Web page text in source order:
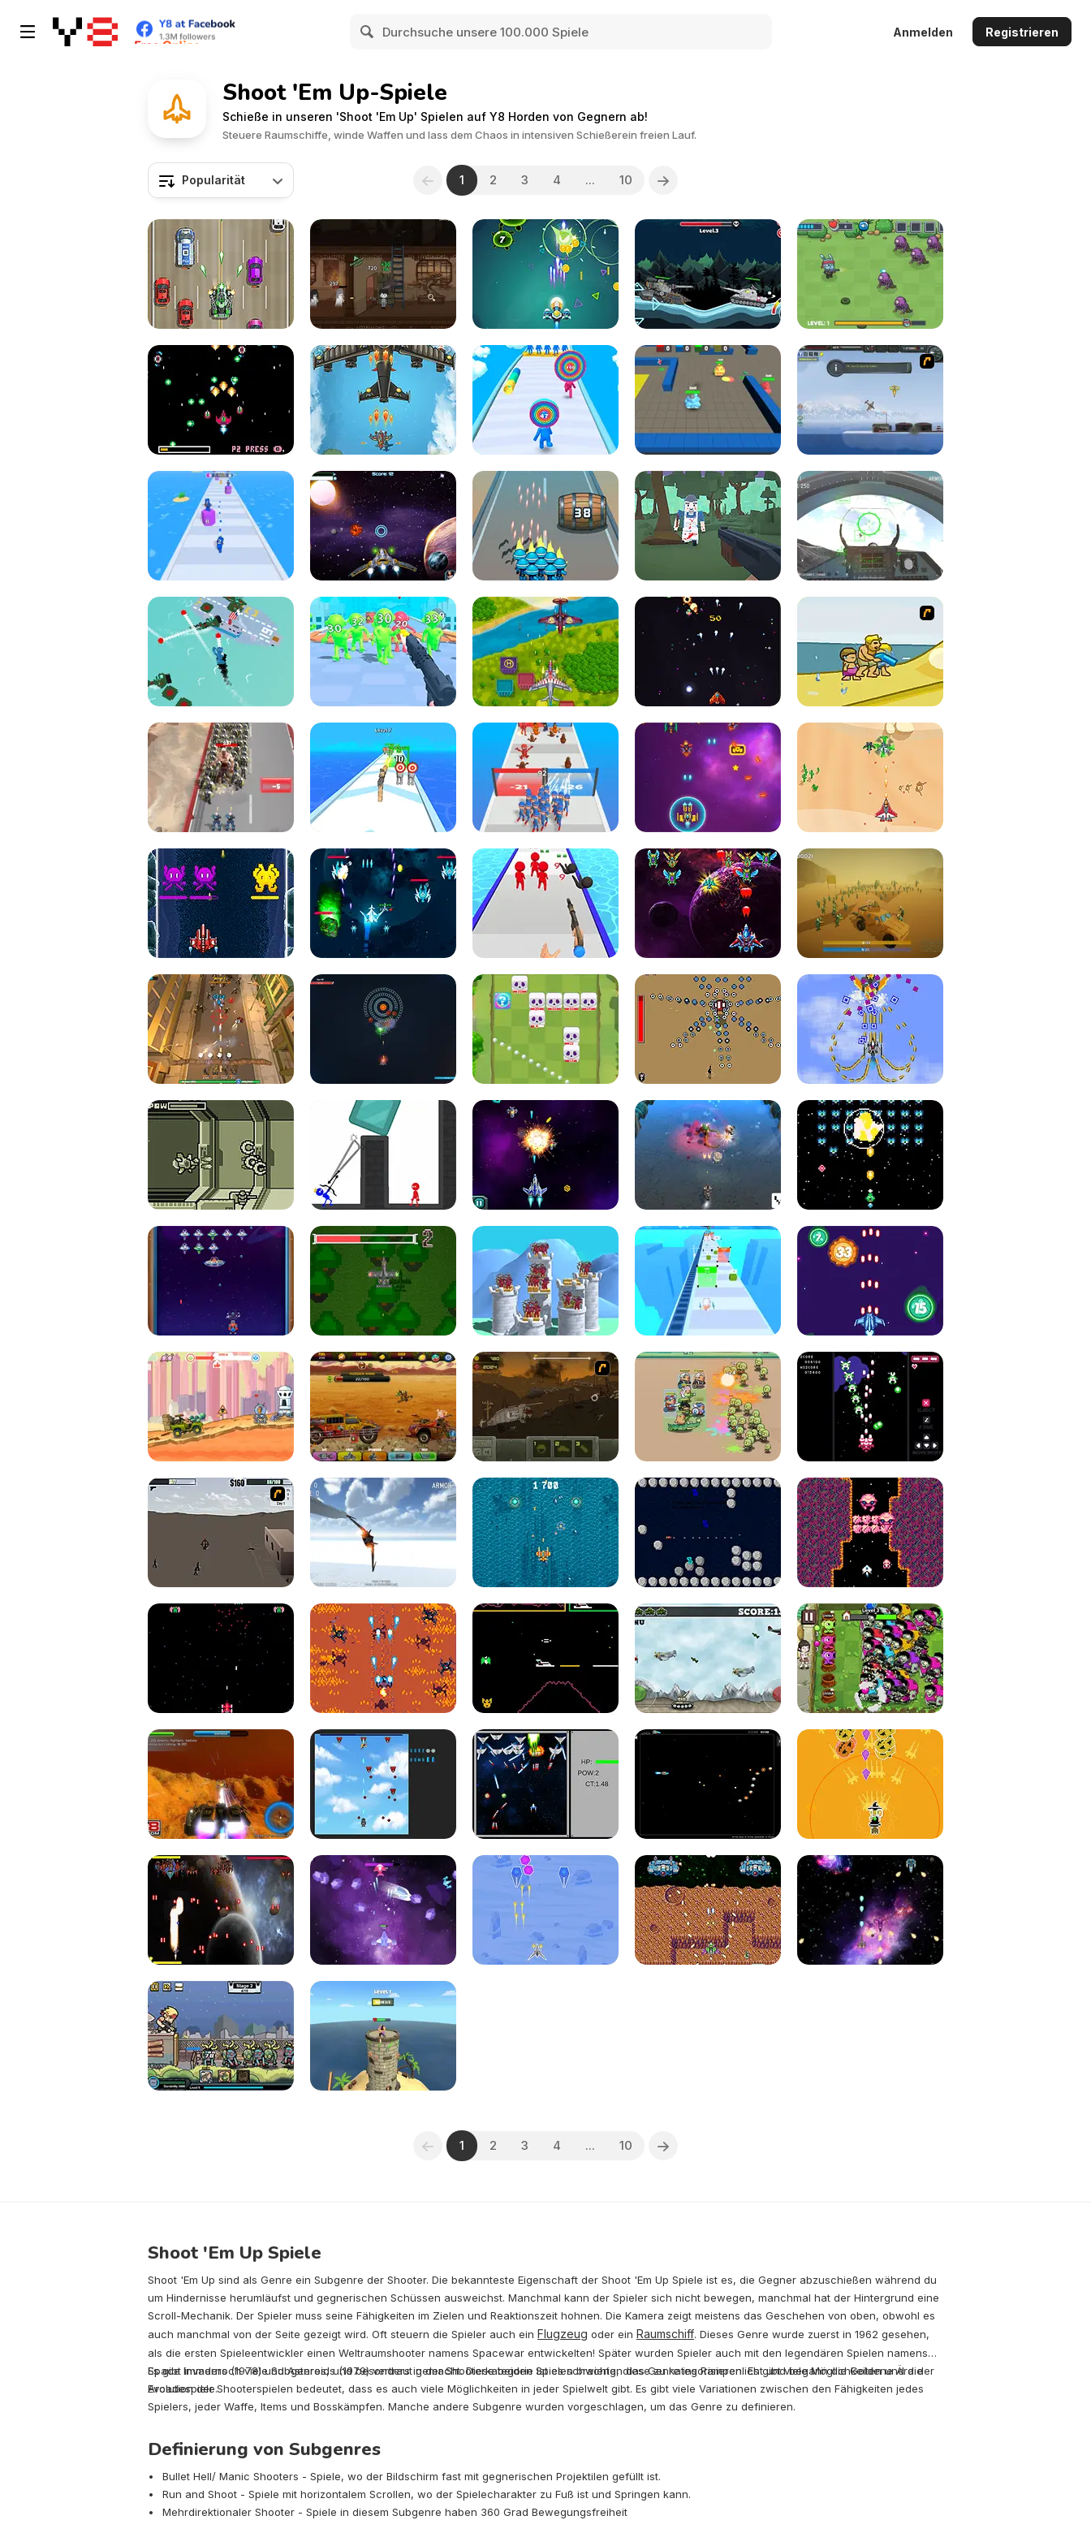
Anmelden Registrieren
Shoot 'Em Up-Spiele
Schieße in unseren 'Shoot 'Em Up' Spielen auf Y8 Horden von Gegnern ab!
Steuere Raumschiffe, winde Waffen und lass dem Chaos in intensiven Schießerein freien Lauf.
Popularität 1 2 3 4 ... 10
1 2 3 4 ... 10
Shoot 'Em Up Spiele
Shoot 'Em Up sind als Genre ein Subgenre der Shooter. Die bekannteste Eigenschaft der Shoot 'Em Up Spiele ist es, die Gegner abzuschießen während du
um Hindernisse herumläufst und gegnerischen Schüssen ausweichst. Manchmal kann der Spieler sich nicht bewegen, manchmal hat der Hintergrund eine
Scroll-Mechanik. Der Spieler muss seine Fähigkeiten im Zielen und Reaktionszeit hohnen. Die Kamera zeigt meistens das Geschehen von oben, obwohl es
auch manchmal von der Seite gezeigt wird. Oft steuern die Spieler auch ein Flugzeug oder ein Raumschiff. Dieses Genre wurde zuerst in 1962 gesehen,
als die ersten Spieleentwickler einen Weltraumshooter namens Spacewar entwickelten! Später wurden Spieler auch mit den legendären Spielen namens
Space Invaders (1978) und Asteroids (1979) vertraut gemacht. Diese beiden Spielen brachten das Genre ins Rampenlicht und begann die Goldene Ära der
Arcadespiele.
Es gibt immernoch viele Subgenres, und besonders in der Shooterkategorie ist es schwierig, diese zu kategorisieren. Es gibt viele Möglichkeiten und die
Evolution der Shooterspielen bedeutet, dass es auch viele Möglichkeiten in jeder Spielwelt gibt. Es gibt viele Variationen zwischen den Fähigkeiten jedes
Spielers, jeder Waffe, Items und Bosskämpfen. Manche andere Subgenre wurden vorgeschlagen, um das Genre zu definieren.
Definierung von Subgenres
Bullet Hell/ Manic Shooters - Spiele, wo der Bildschirm fast mit gegnerischen Projektilen gefüllt ist.
Run and Shoot - Spiele mit horizontalem Scrollen, wo der Spielecharakter zu Fuß ist und Springen kann.
Mehrdirektionaler Shooter - Spiele in diesem Subgenre haben 360 Grad Bewegungsfreiheit